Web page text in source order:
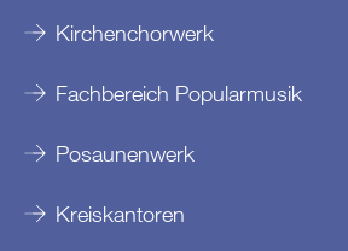
Kirchenchorwerk
Fachbereich Popularmusik
Posaunenwerk
Kreiskantoren